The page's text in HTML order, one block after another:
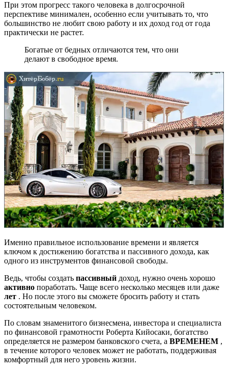
При этом прогресс такого человека в долгосрочной
перспективе минимален, особенно если учитывать то, что
большинство не любит свою работу и их доход год от года
практически не растет.
Богатые от бедных отличаются тем, что они
делают в свободное время.
Именно правильное использование времени и является
ключом к достижению богатства и пассивного дохода, как
одного из инструментов финансовой свободы.
Ведь, чтобы создать пассивный доход, нужно очень хорошо
активно поработать. Чаще всего несколько месяцев или даже
лет . Но после этого вы сможете бросить работу и стать
состоятельным человеком.
По словам знаменитого бизнесмена, инвестора и специалиста
по финансовой грамотности Роберта Кийосаки, богатство
определяется не размером банковского счета, а ВРЕМЕНЕМ ,
в течение которого человек может не работать, поддерживая
комфортный для него уровень жизни.